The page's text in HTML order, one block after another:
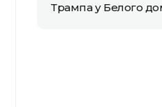
Трампа у Белого